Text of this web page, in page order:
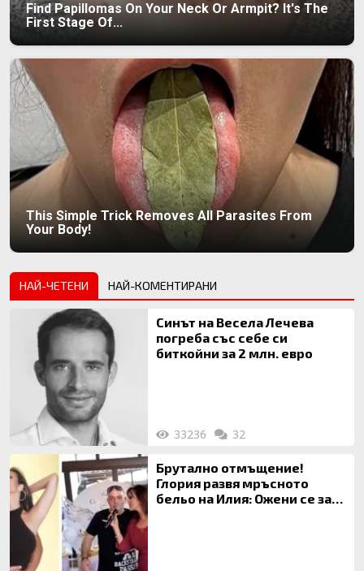
Find Papillomas On Your Neck Or Armpit? It's The
First Stage Of...
This Simple Trick Removes All Parasites From
Your Body!
НАЙ-ЧЕТЕНИ НАЙ-КОМЕНТИРАНИ
Синът на Весела Лечева
погреба със себе си
биткойни за 2 млн. евро
33236 32
Брутално отмъщение!
Глория развя мръсното
бельо на Илия: Ожени се за